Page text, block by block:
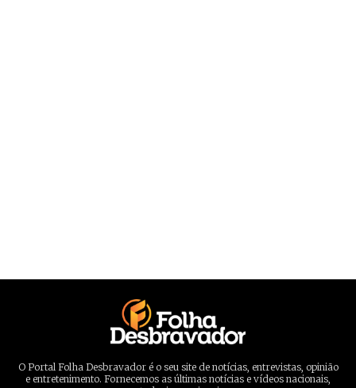
O Portal Folha Desbravador é o seu site de notícias, entrevistas, opinião
e entretenimento. Fornecemos as últimas notícias e vídeos nacionais,